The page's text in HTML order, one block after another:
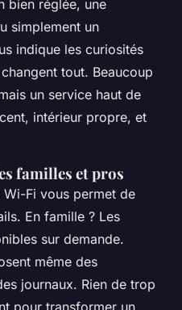
bien réglée, une
simplement un
indique les curiosités
tout. Beaucoup
un service haut de
intérieur propre, et
familles et pros
Wi-Fi vous permet de
En famille ? Les
sur demande.
même des
journaux. Rien de trop
pour transformer un